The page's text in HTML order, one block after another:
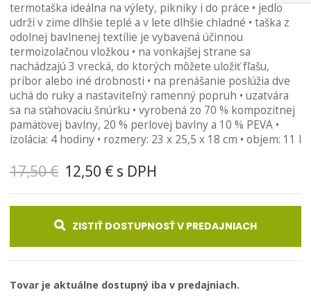
na
začiatok
galérie
obrázkov
termotaška ideálna na výlety, pikniky i do práce • jedlo
udrží v zime dlhšie teplé a v lete dlhšie chladné • taška z
odolnej bavlnenej textílie je vybavená účinnou
termoizolačnou vložkou • na vonkajšej strane sa
nachádzajú 3 vrecká, do ktorých môžete uložiť fľašu,
príbor alebo iné drobnosti • na prenášanie poslúžia dve
uchá do ruky a nastaviteľný ramenný popruh • uzatvára
sa na sťahovaciu šnúrku • vyrobená zo 70 % kompozitnej
pamäťovej bavlny, 20 % perlovej bavlny a 10 % PEVA •
izolácia: 4 hodiny • rozmery: 23 x 25,5 x 18 cm • objem: 11 l
17,50 € 12,50 €
ZISTIŤ DOSTUPNOSŤ V PREDAJNIACH
Tovar je aktuálne dostupný iba v predajniach.